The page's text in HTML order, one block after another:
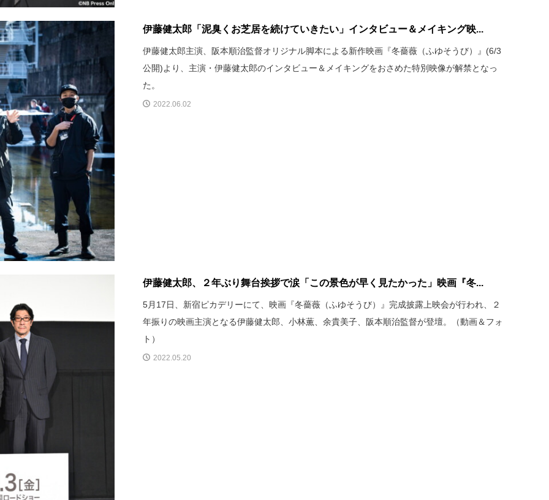
伊藤健太郎「泥臭くお芝居を続けていきたい」インタビュー＆メイキング映...
伊藤健太郎主演、阪本順治監督オリジナル脚本による新作映画『冬薔薇（ふゆそうび）』(6/3
公開)より、主演・伊藤健太郎のインタビュー＆メイキングをおさめた特別映像が解禁となっ
た。
2022.06.02
伊藤健太郎、２年ぶり舞台挨拶で涙「この景色が早く見たかった」映画『冬...
5月17日、新宿ピカデリーにて、映画『冬薔薇（ふゆそうび）』完成披露上映会が行われ、２
年振りの映画主演となる伊藤健太郎、小林薫、余貴美子、阪本順治監督が登壇。（動画＆フォ
ト）
2022.05.20